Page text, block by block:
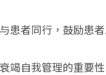
患者同行，鼓励患
竭自我管理的重要